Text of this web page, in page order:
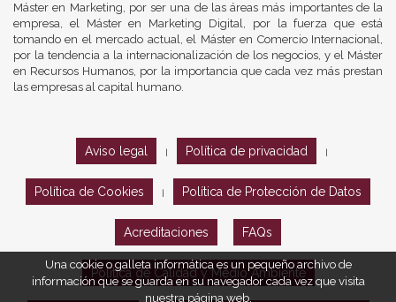
Máster en Marketing, por ser una de las áreas más importantes de la
empresa, el Máster en Marketing Digital, por la fuerza que está
tomando en el mercado actual, el Máster en Comercio Internacional,
por la tendencia a la internacionalización de los negocios, y el Máster
en Recursos Humanos, por la importancia que cada vez más prestan
las empresas al capital humano.
Aviso legal Política de privacidad
Política de Cookies Política de Protección de Datos
Acreditaciones FAQs
Política de Calidad y Medio Ambiente
Una cookie o galleta informática es un pequeño archivo de
información que se guarda en su navegador cada vez que visita
nuestra página web.